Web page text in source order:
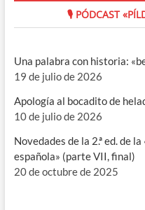
🎙 PÓDCAST
Una palabra con historia:
19 de julio de 2026
Apología al bocadito de
10 de julio de 2026
Novedades de la 2.ª ed. de
española» (parte VII, final)
20 de octubre de 2025